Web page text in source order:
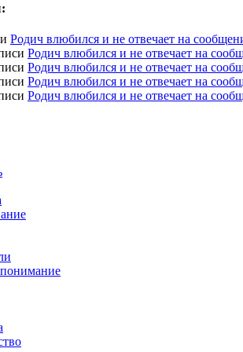
Родич влюбился и не отвечает на
Родич влюбился и не отвечает на
Родич влюбился и не отвечает на
Родич влюбился и не отвечает на
Родич влюбился и не отвечает на